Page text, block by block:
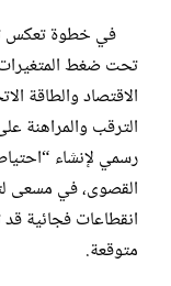
في خطوة تعكس
تحت ضغط المتغيرات
الاقتصاد والطاقة
الترقب والمراهنة
رسمي لإنشاء
القصوى، في مسعى
انقطاعات فجائية
متوقعة.